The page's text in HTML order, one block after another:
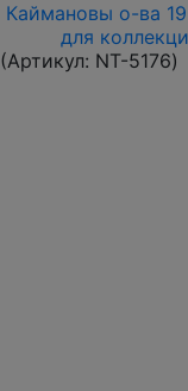
Каймановы о-ва
для
(Артикул: NT-5176)